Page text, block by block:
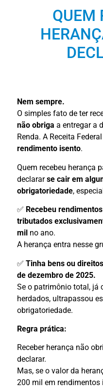
QUEM
Nem sempre.
O simples fato de ter
não obriga a entregar a
Renda. A Receita
rendimento isento.
Quem recebeu herança
declararse cair em
obrigatoriedade,
✅ Recebeu
tributados
mil no ano.
A herança entra nesse
✅ Tinha bens ou
de dezembro de 2025.
Se o patrimônio total, já
herdados, ultrapassou
obrigatoriedade.
Regra prática:
Receber herança não
declarar.
Mas, se o valor da
200 mil em rendimentos